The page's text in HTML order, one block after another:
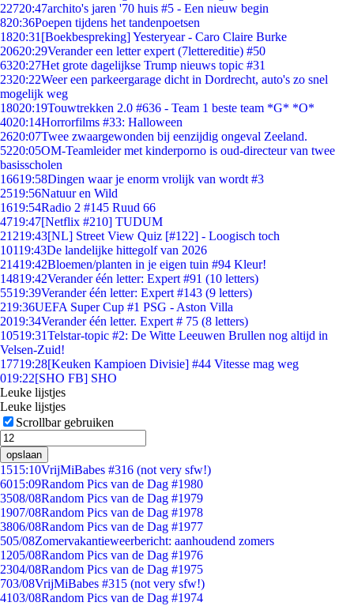
22720:47archito's jaren '70 huis #5 - Een nieuw begin
820:36Poepen tijdens het tandenpoetsen
1820:31 [Boekbespreking] Yesteryear - Caro Claire Burke
20620:29Verander een letter expert (7lettereditie) #50
6320:27Het grote dagelijkse Trump nieuws topic #31
2320:22Weer een parkeergarage dicht in Dordrecht, auto's zo snel
mogelijk weg
18020:19Touwtrekken 2.0 #636 - Team 1 beste team *G* *O*
4020:14Horrorfilms #33: Halloween
2620:07Twee zwaargewonden bij eenzijdig ongeval Zeeland.
5220:05OM-Teamleider met kinderporno is oud-directeur van twee
basisscholen
16619:58Dingen waar je enorm vrolijk van wordt #3
2519:56Natuur en Wild
1619:54Radio 2 #145 Ruud 66
4719:47[Netflix #210] TUDUM
21219:43[NL] Street View Quiz [#122] - Loogisch toch
10119:43De landelijke hittegolf van 2026
21419:42Bloemen/planten in je eigen tuin #94 Kleur!
14819:42Verander één letter: Expert #91 (10 letters)
5519:39Verander één letter: Expert #143 (9 letters)
219:36UEFA Super Cup #1 PSG - Aston Villa
2019:34Verander één letter. Expert # 75 (8 letters)
10519:31Telstar-topic #2: De Witte Leeuwen Brullen nog altijd in
Velsen-Zuid!
17719:28[Keuken Kampioen Divisie] #44 Vitesse mag weg
019:22[SHO FB] SHO
Leuke lijstjes
Leuke lijstjes
Scrollbar gebruiken
opslaan
1515:10VrijMiBabes #316 (not very sfw!)
6015:09Random Pics van de Dag #1980
3508/08Random Pics van de Dag #1979
1907/08Random Pics van de Dag #1978
3806/08Random Pics van de Dag #1977
505/08Zomervakantieweerbericht: aanhoudend zomers
1205/08Random Pics van de Dag #1976
2304/08Random Pics van de Dag #1975
703/08VrijMiBabes #315 (not very sfw!)
4103/08Random Pics van de Dag #1974